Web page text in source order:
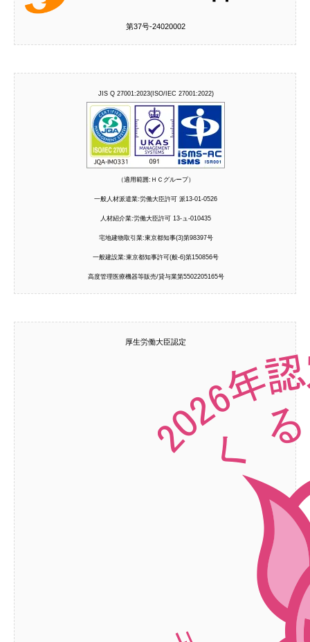
第37号‐24020002
JIS Q 27001:2023(ISO/IEC 27001:2022)
（適用範囲:ＨＣグループ）
一般人材派遣業:労働大臣許可 派13-01-0526
人材紹介業:労働大臣許可 13-ュ-010435
宅地建物取引業:東京都知事(3)第98397号
一般建設業:東京都知事許可(般-6)第150856号
高度管理医療機器等販売/貸与業第5502205165号
厚生労働大臣認定